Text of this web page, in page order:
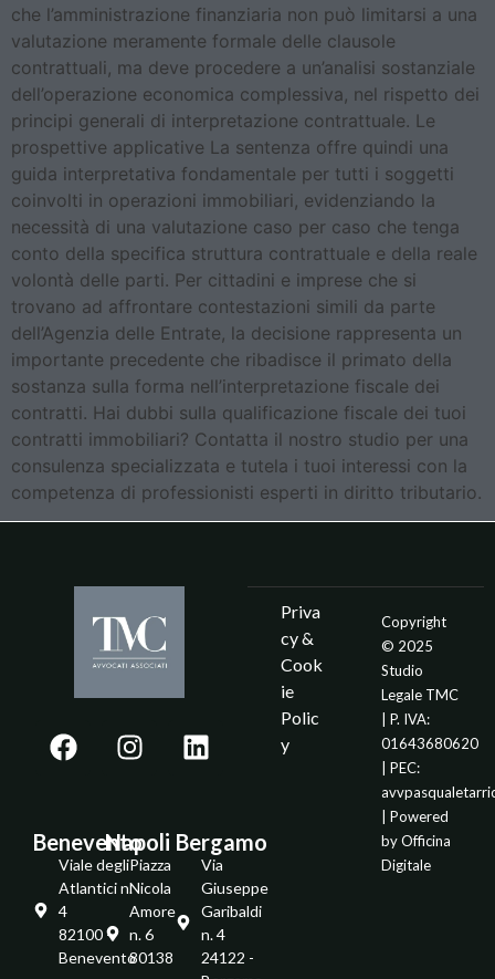
che l’amministrazione finanziaria non può limitarsi a una
valutazione meramente formale delle clausole
contrattuali, ma deve procedere a un’analisi sostanziale
dell’operazione economica complessiva, nel rispetto dei
principi generali di interpretazione contrattuale. Le
prospettive applicative La sentenza offre quindi una
guida interpretativa fondamentale per tutti i soggetti
coinvolti in operazioni immobiliari, evidenziando la
necessità di una valutazione caso per caso che tenga
conto della specifica struttura contrattuale e della reale
volontà delle parti. Per cittadini e imprese che si
trovano ad affrontare contestazioni simili da parte
dell’Agenzia delle Entrate, la decisione rappresenta un
importante precedente che ribadisce il primato della
sostanza sulla forma nell’interpretazione fiscale dei
contratti. Hai dubbi sulla qualificazione fiscale dei tuoi
contratti immobiliari? Contatta il nostro studio per una
consulenza specializzata e tutela i tuoi interessi con la
competenza di professionisti esperti in diritto tributario.
Benevento
Viale degli
Atlantici n.
4
82100 -
Benevento
Napoli
Piazza
Nicola
Amore
n. 6
80138
Bergamo
Via
Giuseppe
Garibaldi
n. 4
24122 -
Priva
cy &
Cook
ie
Polic
y
Copyright
© 2025
Studio
Legale TMC
| P. IVA:
01643680620
| PEC:
| Powered
byOfficina
Digitale